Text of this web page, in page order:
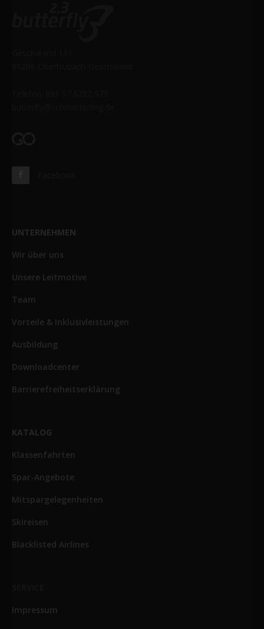
UNTERNEHMEN
Wir über uns
Unsere Leitmotive
Team
Vorteile & Inklusivleistungen
Ausbildung
Downloadcenter
Barrierefreiheitserklärung
KATALOG
Klassenfahrten
Spar-Angebote
Mitspargelegenheiten
Skireisen
Blacklisted Airlines
Impressum